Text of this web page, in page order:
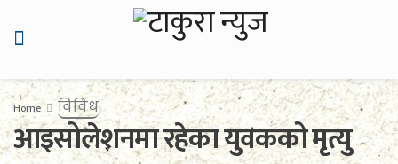
Home विविध
आइसोलेशनमा रहेका युवकको मृत्यु